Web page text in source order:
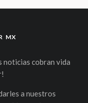
MX
noticias cobran vida
a nuestros